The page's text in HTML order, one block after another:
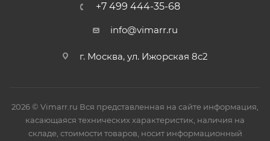
+7 499 444-35-68
info@vimarr.ru
г. Москва, ул. Ижорская 8с2
2026 © Vimarr.ru Вся представленная на сайте информация,
касающаяся технических характеристик, наличия на
складе, стоимости товаров, носит информационный